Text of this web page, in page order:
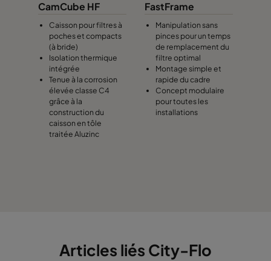
CamCube HF
Caisson pour filtres à
poches et compacts
(à bride)
Isolation thermique
intégrée
Tenue à la corrosion
élevée classe C4
grâce à la
construction du
caisson en tôle
traitée Aluzinc
FastFrame
Manipulation sans
pinces pour un temps
de remplacement du
filtre optimal
Montage simple et
rapide du cadre
Concept modulaire
pour toutes les
installations
Articles liés City-Flo